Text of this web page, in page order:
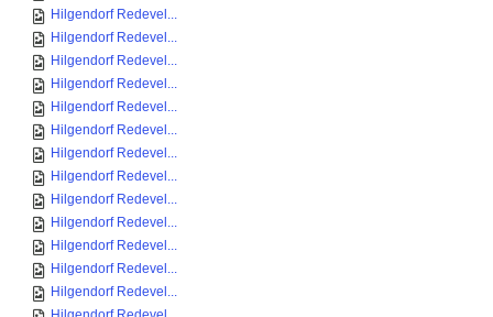
Hilgendorf Redevel...
Hilgendorf Redevel...
Hilgendorf Redevel...
Hilgendorf Redevel...
Hilgendorf Redevel...
Hilgendorf Redevel...
Hilgendorf Redevel...
Hilgendorf Redevel...
Hilgendorf Redevel...
Hilgendorf Redevel...
Hilgendorf Redevel...
Hilgendorf Redevel...
Hilgendorf Redevel...